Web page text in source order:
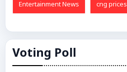
Entertainment News cng prices
Voting Poll